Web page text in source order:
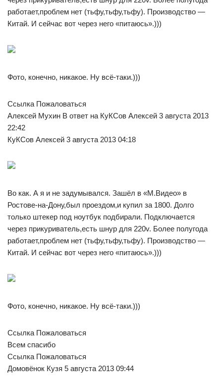
работает,проблем нет (тьфу,тьфу,тьфу). Производство —
Китай. И сейчас вот через него «питаюсь».)))
Фото, конечно, никакое. Ну всё-таки.)))
Ссылка Пожаловаться
Алексей Мухин В ответ на КуКСов Алексей 3 августа 2013
22:42
КуКСов Алексей 3 августа 2013 04:18
Во как. А я и не задумывался. Зашёл в «М.Видео» в
Ростове-на-Дону,был проездом,и купил за 1800. Долго
только штекер под ноутбук подбирали. Подключается
через прикуриватель,есть шнур для 220v. Более полугода
работает,проблем нет (тьфу,тьфу,тьфу). Производство —
Китай. И сейчас вот через него «питаюсь».)))
Фото, конечно, никакое. Ну всё-таки.)))
Ссылка Пожаловаться
Всем спасибо
Ссылка Пожаловаться
Домовёнок Кузя 5 августа 2013 09:44